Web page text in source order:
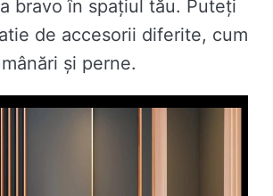
bravo în spațiul tău. Puteți
de accesorii diferite, cum
și perne.